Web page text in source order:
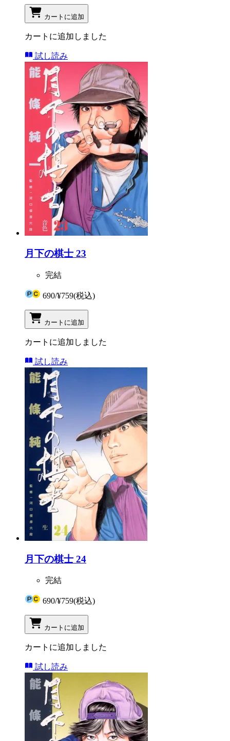
カートに追加
カートに追加しました
試し読み
月下の棋士 23
完結
690/¥759(税込)
カートに追加
カートに追加しました
試し読み
月下の棋士 24
完結
690/¥759(税込)
カートに追加
カートに追加しました
試し読み